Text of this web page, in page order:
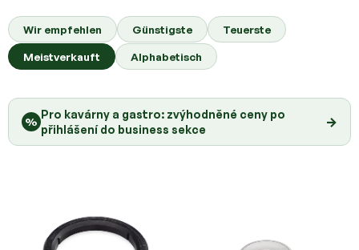
r
o
d
k
Wir empfehlen Günstigste
Teuerste
Meistverkauft
Alphabetisch
%
Pro kavárny a gastro: zvýhodněné ceny po
přihlášení do business sekce
→